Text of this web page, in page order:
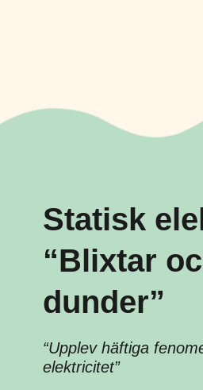
Statisk
“Blixtar
dunder”
“Upplev häftiga
elektricitet”